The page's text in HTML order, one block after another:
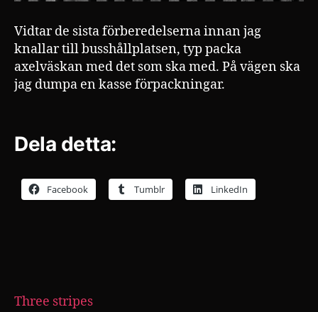
Vidtar de sista förberedelserna innan jag
knallar till busshållplatsen, typ packa
axelväskan med det som ska med. På vägen ska
jag dumpa en kasse förpackningar.
Dela detta:
Facebook Tumblr LinkedIn
Three stripes